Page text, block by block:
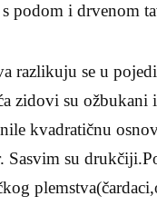
podom i drvenom
razlikuju se u
zidovi su ožbukani i
kvadratičnu
su